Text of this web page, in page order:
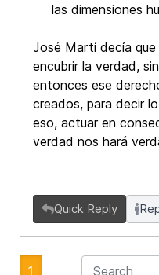
las dimensiones
José Martí decía que
encubrir la verdad,
entonces ese
creados, para decir
eso, actuar en
verdad nos hará
Quick Reply
1